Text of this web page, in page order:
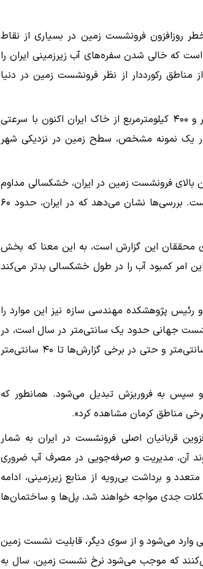
خطر روزافزون فرونشست زمین در بسیاری از نقاط
است که خالی شدن سفره‌های آب زیرزمینی ایران را
رکورددار از نظر فرونشست زمین در دنیا
مطابق مستنداتی که در این گزارش ارائه شده، بالغ بر۳۱ هزار و ۴۰۰ کیلومترمربع از خاک ایران اکنون با سرعتی
در یک نمونه مشخص، سطح زمین در نزدیکی شهر
بالای فرونشست زمین در ایران، خشکسالی مداوم
و همچنین استفاده بیش از حد از سفره‌های آب زیرزمینی است. بررسی‌ها نشان می‌دهد که در ایران، حدود ۶۰
محققان این گزارش است، به این معنا که بخش
امر کمبود آب را در طول خشکسالی بدتر می‌کند
و رئیس پژوهشکده مهندسی سازه نیز این موارد را
جهانی حدود یک سانتی‌متر در سال است، در
حالی که در برخی مناطق جنوب غربی تهران، ارقام ۱۵ تا ۱۶ سانتی‌متر و حتی در برخی گزارش‌ها تا ۴۰ سانتی‌متر
سپس به فروریزش تبدیل می‌شود. همانطور که
مناطق کرمان مشاهده کرد».
قربانیان اصلی فرونشست در ایران به شمار
آن، مدیریت و صرفه‌جویی در مصرف آب ضروری
و برداشت‌ بی‌رویه از منابع زیرزمینی، ادامه
جدی مواجه خواهند شد، پل‌ها و ساختمان‌ها
وارد می‌شود و از سوی دیگر، قابلیت نشست زمین
می‌کنند که موجب می‌شود نرخ نشست زمین، سال به